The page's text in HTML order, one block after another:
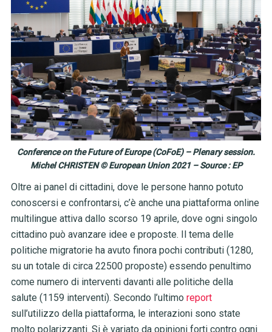
Conference on the Future of Europe (CoFoE) – Plenary session.
Michel CHRISTEN © European Union 2021 – Source : EP
Oltre ai panel di cittadini, dove le persone hanno potuto
conoscersi e confrontarsi, c’è anche una piattaforma online
multilingue attiva dallo scorso 19 aprile, dove ogni singolo
cittadino può avanzare idee e proposte. Il tema delle
politiche migratorie ha avuto finora pochi contributi (1280,
su un totale di circa 22500 proposte) essendo penultimo
come numero di interventi davanti alle politiche della
salute (1159 interventi). Secondo l’ultimo report
sull’utilizzo della piattaforma, le interazioni sono state
molto polarizzanti. Si è variato da opinioni forti contro ogni